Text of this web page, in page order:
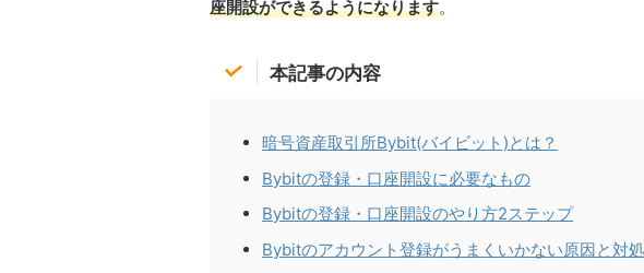
座開設ができるようになります。
本記事の内容
暗号資産取引所Bybit(バイビット)とは？
Bybitの登録・口座開設に必要なもの
Bybitの登録・口座開設のやり方2ステップ
Bybitのアカウント登録がうまくいかない原因と対